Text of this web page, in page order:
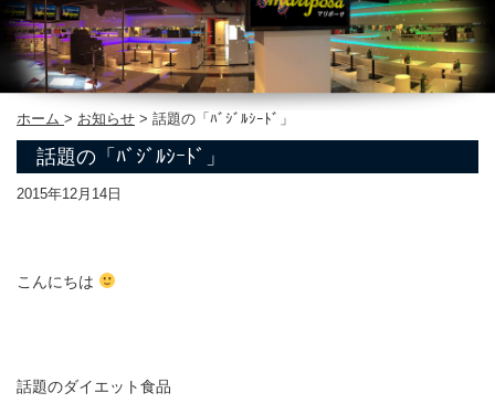
ホーム > お知らせ > 話題の「ﾊﾞｼﾞﾙｼｰﾄﾞ」
話題の「ﾊﾞｼﾞﾙｼｰﾄﾞ」
2015年12月14日
こんにちは
話題のダイエット食品